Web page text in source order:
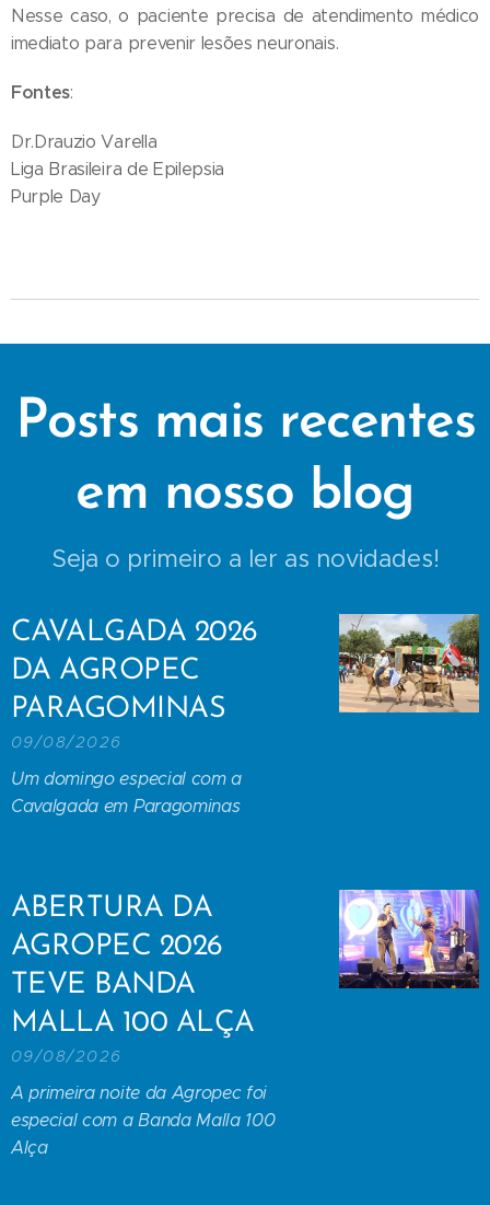
Nesse caso, o paciente precisa de atendimento médico
imediato para prevenir lesões neuronais.
Fontes:
Dr.Drauzio Varella
Liga Brasileira de Epilepsia
Purple Day
Posts mais recentes
em nosso blog
Seja o primeiro a ler as novidades!
CAVALGADA 2026
DA AGROPEC
PARAGOMINAS
09/08/2026
Um domingo especial com a
Cavalgada em Paragominas
ABERTURA DA
AGROPEC 2026
TEVE BANDA
MALLA 100 ALÇA
09/08/2026
A primeira noite da Agropec foi
especial com a Banda Malla 100
Alça